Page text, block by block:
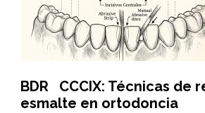
BDR CCCIX: Técnicas de
esmalte en ortodoncia